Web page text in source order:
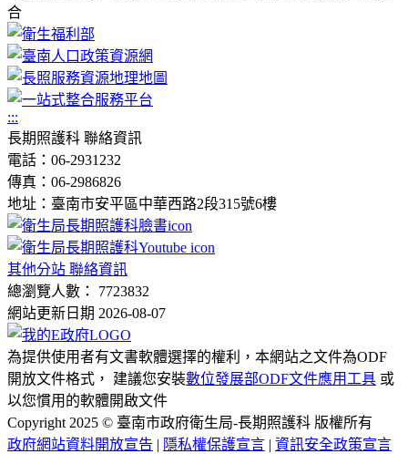
合
:::
長期照護科 聯絡資訊
電話：06-2931232
傳真：06-2986826
地址：臺南市安平區中華西路2段315號6樓
其他分站 聯絡資訊
總瀏覽人數： 7723832
網站更新日期 2026-08-07
為提供使用者有文書軟體選擇的權利，本網站之文件為ODF
開放文件格式， 建議您安裝數位發展部ODF文件應用工具 或
以您慣用的軟體開啟文件
Copyright 2025 © 臺南市政府衛生局-長期照護科 版權所有
政府網站資料開放宣告 | 隱私權保護宣言 | 資訊安全政策宣言